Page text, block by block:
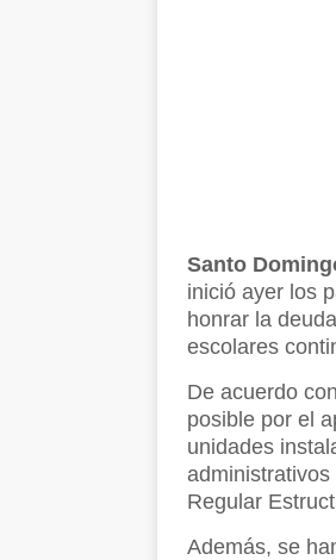
Santo
inició ayer los
honrar la
escolares
De acuerdo
posible por el
unidades
Regular
Además, se